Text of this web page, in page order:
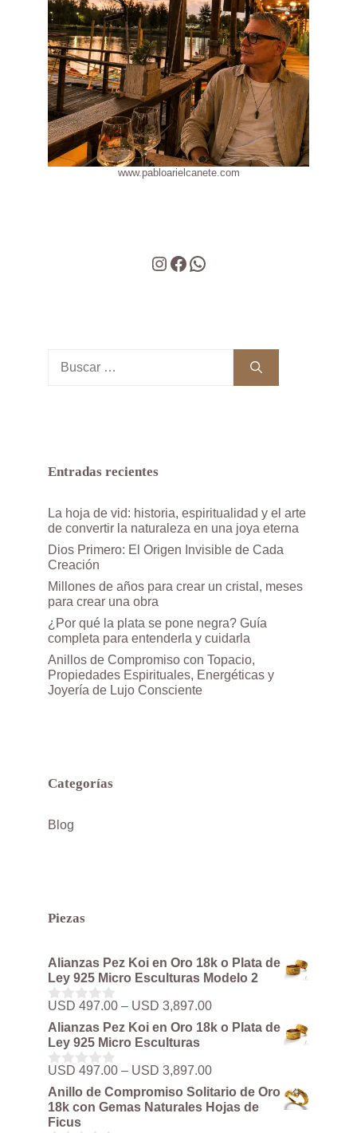
www.pabloarielcanete.com
Instagram
Facebook
WhatsApp
Entradas recientes
La hoja de vid: historia, espiritualidad y el arte
de convertir la naturaleza en una joya eterna
Dios Primero: El Origen Invisible de Cada
Creación
Millones de años para crear un cristal, meses
para crear una obra
¿Por qué la plata se pone negra? Guía
completa para entenderla y cuidarla
Anillos de Compromiso con Topacio,
Propiedades Espirituales, Energéticas y
Joyería de Lujo Consciente
Categorías
Blog
Piezas
Alianzas Pez Koi en Oro 18k o Plata de
Ley 925 Micro Esculturas Modelo 2
0
d
e
5
USD 497.00 – USD 3,897.00Rango
de
precios:
USD 497.00
USD 3,897.00
Alianzas Pez Koi en Oro 18k o Plata de
Ley 925 Micro Esculturas
0
d
e
5
USD 497.00 – USD 3,897.00Rango
de
precios:
desde
Anillo de Compromiso Solitario de Oro
18k con Gemas Naturales Hojas de
Ficus